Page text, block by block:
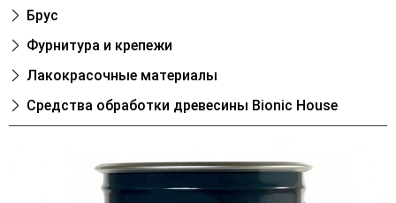
Брус
Фурнитура и крепежи
Лакокрасочные материалы
Cредства обработки древесины Bionic House